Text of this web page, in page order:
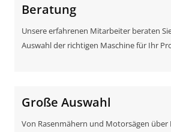
Beratung
Unsere erfahrenen Mitarbeiter beraten
Auswahl der richtigen Maschine für Ihr
Große Auswahl
Von Rasenmähern und Motorsägen über